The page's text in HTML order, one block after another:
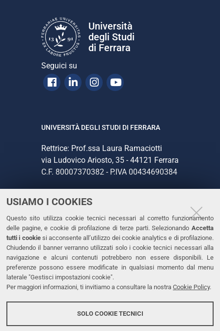
USIAMO I COOKIES
Questo sito utilizza cookie tecnici necessari al corretto funzionamento
delle pagine, e cookie di profilazione di terze parti. Selezionando Accetta
tutti i cookiesi acconsente all’utilizzo dei cookie analytics e di profilazione.
Chiudendo il banner verranno utilizzati solo i cookie tecnici necessari alla
navigazione e alcuni contenuti potrebbero non essere disponibili. Le
preferenze possono essere modificate in qualsiasi momento dal menu
laterale "Gestisci impostazioni cookie".
Per maggiori informazioni, ti invitiamo a consultare la nostra Cookie Policy.
SOLO COOKIE TECNICI
Università
degli Studi
di Ferrara
Seguici su
Facebook
LinkedinInstagram
Youtube
UNIVERSITÀ DEGLI STUDI DI FERRARA
Rettrice: Prof.ssa Laura Ramaciotti
via Ludovico Ariosto, 35 - 44121 Ferrara
C.F. 80007370382 - P.IVA 00434690384
CONTATTI
Tel. +39 0532 293111
Fax. +39 0532 293031
PEC
LINKS
Dichiarazione di accessibilità
Protezione dati personali